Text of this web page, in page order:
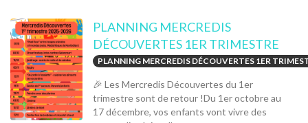
PLANNING MERCREDIS
DÉCOUVERTES 1ER TRIMESTRE
PLANNING MERCREDIS DÉCOUVERTES 1ER
🎉 Les Mercredis Découvertes du 1er
trimestre sont de retour !Du 1er octobre au
17 décembre, vos enfants vont vivre des